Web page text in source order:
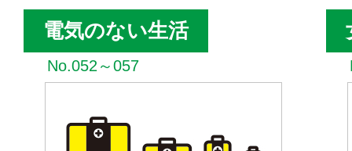
電気のない生活
No.052～057